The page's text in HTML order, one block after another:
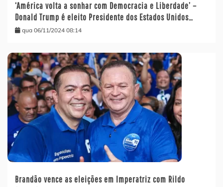
‘América volta a sonhar com Democracia e Liberdade’ –
Donald Trump é eleito Presidente dos Estados Unidos…
qua 06/11/2024 08:14
Brandão vence as eleições em Imperatriz com Rildo